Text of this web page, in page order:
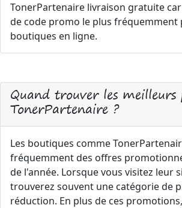
TonerPartenaire livraison gratuite
de code promo le plus fréquemment
boutiques en ligne.
Quand trouver les
TonerPartenaire ?
Les boutiques comme
fréquemment des offres
de l'année. Lorsque vous visitez leur
trouverez souvent une catégorie de
réduction. En plus de ces